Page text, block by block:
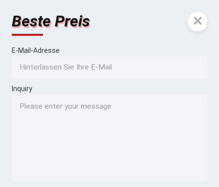
Beste Preis
E-Mail-Adresse
Inquiry